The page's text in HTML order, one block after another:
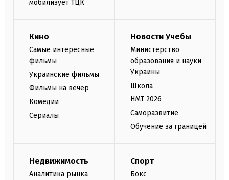
мобилизует ТЦК
Кино
Самые интересные
фильмы
Украинские фильмы
Фильмы на вечер
Комедии
Сериалы
Новости Учебы
Министерство
образования и науки
Украины
Школа
НМТ 2026
Саморазвитие
Обучение за границей
Недвижимость
Аналитика рынка
Спорт
Бокс